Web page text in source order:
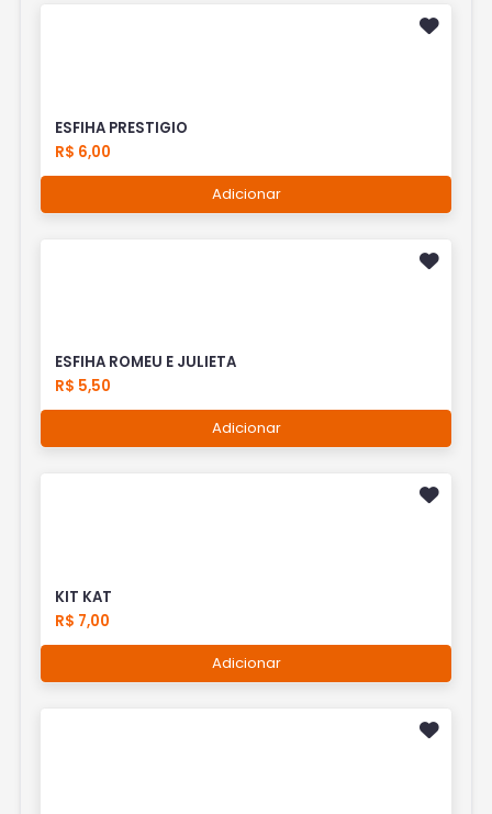
ESFIHA PRESTIGIO
R$ 6,00
Adicionar
ESFIHA ROMEU E JULIETA
R$ 5,50
Adicionar
KIT KAT
R$ 7,00
Adicionar